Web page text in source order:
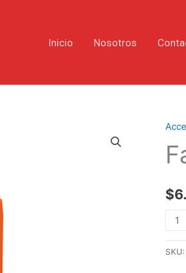
Inicio Nosotros
$
Fast
SKU: